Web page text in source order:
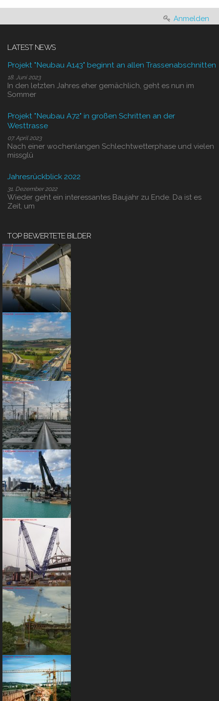
Anmelden
LATEST NEWS
Projekt "Neubau A143" beginnt an allen Trassenabschnitten
18. Juni 2023
In den letzten Jahres eher gemächlich, geht es nun im
Sommer
Projekt "Neubau A72" in großen Schritten an der
Westtrasse
07. April 2023
Nach einer wochenlangen Schlechtwetterphase und vielen
missglü
Jahresrückblick 2022
31. Dezember 2022
Wieder geht ein interessantes Baujahr zu Ende. Da ist es
Zeit, um
TOP BEWERTETE BILDER